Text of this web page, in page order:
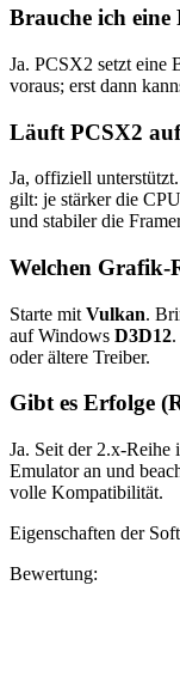
Brauche ich eine
Ja. PCSX2 setzt eine
voraus; erst dann
Läuft PCSX2
Ja, offiziell
gilt: je stärker die
und stabiler die
Welchen Grafik-
Starte mit Vulkan.
auf Windows D3D12.
oder ältere Treiber.
Gibt es Erfolge
Ja. Seit der 2.x-
Emulator an und
volle Kompatibilität.
Eigenschaften der
Bewertung: